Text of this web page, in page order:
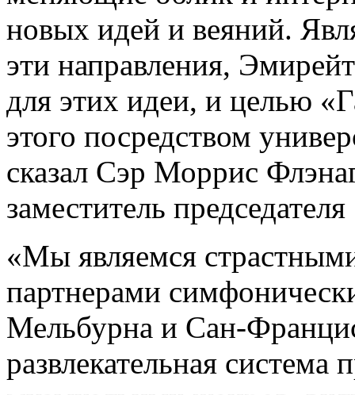
новых идей и веяний.
эти направления,
для этих идеи, и целью
этого посредством
сказал Сэр Моррис
заместитель
«Мы являемся
партнерами
Мельбурна и Сан-
развлекательная система